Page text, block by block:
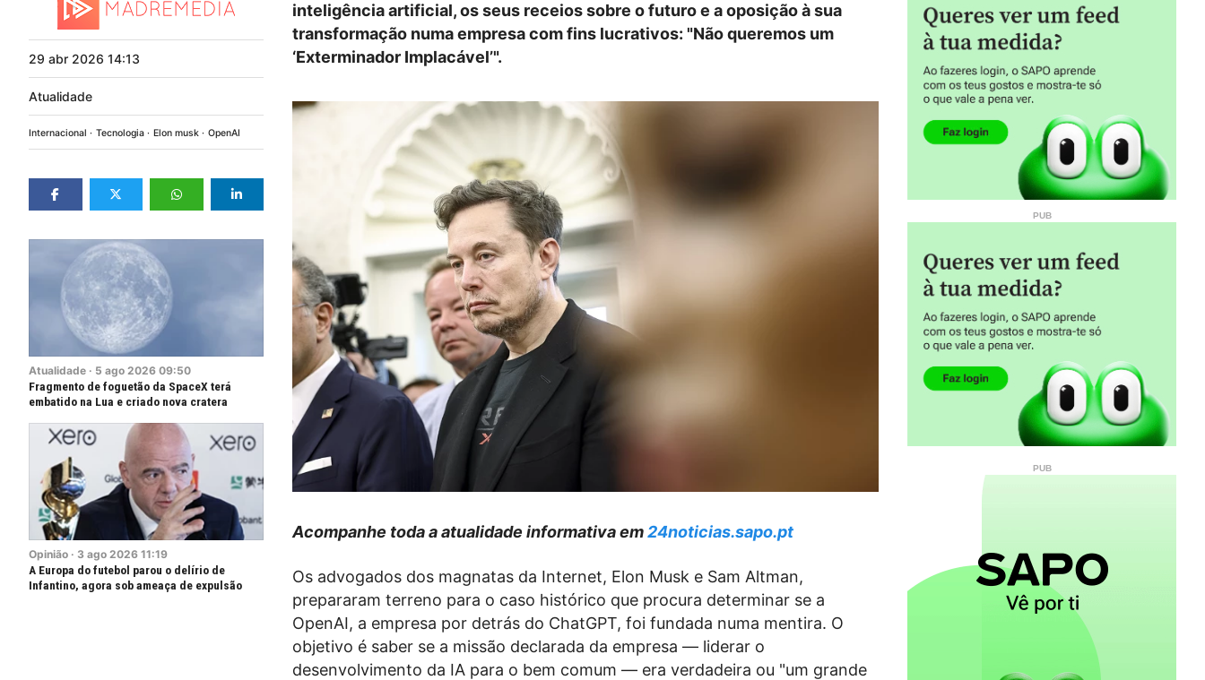
29 abr 2026 14:13
Atualidade
Internacional Tecnologia Elon musk OpenAI
Atualidade · 5 ago 2026 09:50
Fragmento de foguetão da SpaceX terá
embatido na Lua e criado nova cratera
Opinião · 3 ago 2026 11:19
A Europa do futebol parou o delírio de
Infantino, agora sob ameaça de expulsão
inteligência artificial, os seus receios sobre o futuro e a oposição à sua
transformação numa empresa com fins lucrativos: "Não queremos um
‘Exterminador Implacável’".
Acompanhe toda a atualidade informativa em24noticias.sapo.pt
Os advogados dos magnatas da Internet, Elon Musk e Sam Altman,
prepararam terreno para o caso histórico que procura determinar se a
OpenAI, a empresa por detrás do ChatGPT, foi fundada numa mentira. O
objetivo é saber se a missão declarada da empresa — liderar o
desenvolvimento da IA ​​para o bem comum — era verdadeira ou "um grande